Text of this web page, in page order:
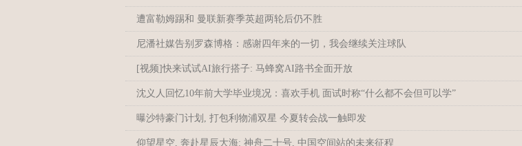
遭富勒姆踢和 曼联新赛季英超两轮后仍不胜
尼潘社媒告别罗森博格：感谢四年来的一切，我会继续关注球队
[视频]快来试试AI旅行搭子: 马蜂窝AI路书全面开放
沈义人回忆10年前大学毕业境况：喜欢手机 面试时称“什么都不会但可以学”
曝沙特豪门计划, 打包利物浦双星 今夏转会战一触即发
仰望星空, 奔赴星辰大海: 神舟二十号, 中国空间站的未来征程